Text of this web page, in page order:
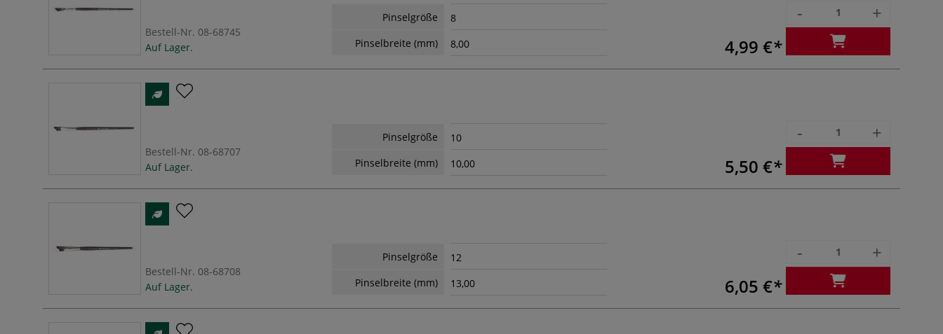
Bestell-Nr. 08-68745
Auf Lager.
Pinselgröße
8
Pinselbreite (mm)
8,00 4,99 €
- +
Bestell-Nr. 08-68707
Auf Lager.
Pinselgröße
10
Pinselbreite (mm)
10,00 5,50 €
- +
Bestell-Nr. 08-68708
Auf Lager.
Pinselgröße
12
Pinselbreite (mm)
13,00 6,05 €
- +